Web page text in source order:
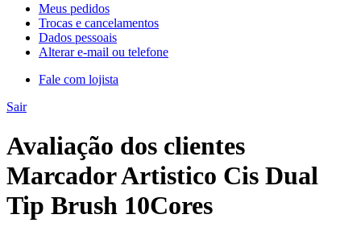
Meus pedidos
Trocas e cancelamentos
Dados pessoais
Alterar e-mail ou telefone
Fale com lojista
Sair
Avaliação dos clientes
Marcador Artistico Cis Dual
Tip Brush 10Cores